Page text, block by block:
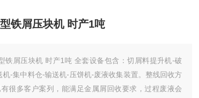
铁屑压块机 时产1吨
铁屑压块机 时产1吨 全套设备包含：切屑料提升机-破
机-集中料仓-输送机-压饼机-废液收集装置。整线回收方
很多客户案列，能满足金属屑回收要求，过程废液会